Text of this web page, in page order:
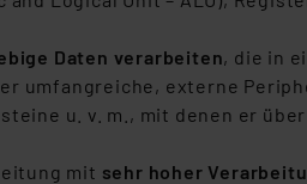
Daten verarbeiten, die in
umfangreiche, externe
u. v. m., mit denen er
mit sehr hoher